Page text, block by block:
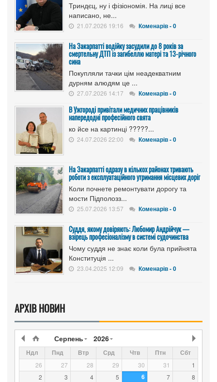
Триндєц, ну і фізіономія. На лиці все
написано, не...
21.07.2026 19:16 Коменарів - 0
На Закарпатті водійку засудили до 8 років за
смертельну ДТП із загибеллю матері та 13-річного
сина
Покупляли тачки цім неадекватним
дурням алюдям це ...
27.07.2026 14:17 Коменарів - 0
В Ужгороді привітали медичних працівників
напередодні професійного свята
ко йсе на картинці ?????...
24.07.2026 22:00 Коменарів - 0
На Закарпатті одразу в кількох районах тривають
роботи з експлуатаційного утримання місцевих доріг
Коли почнете ремонтувати дорогу та
мости Підполозз...
25.07.2026 13:57 Коменарів - 0
Суддя, якому довіряють: Любомир Андрійчук —
взірець професіоналізму в системі судочинства
Чому суддя не знає коли була прийнята
Конституція ...
23.04.2025 12:09 Коменарів - 0
АРХІВ НОВИН
Серпень 2026
Ндл Пнд Втр Срд Чтв Птн Сбт
26 27 28 29 30 31
1
2
3 4 5 6 7
8